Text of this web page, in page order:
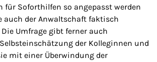
für Soforthilfen so angepasst werden
auch der Anwaltschaft faktisch
Umfrage gibt ferner auch
der Kolleginnen und
mit einer Überwindung der